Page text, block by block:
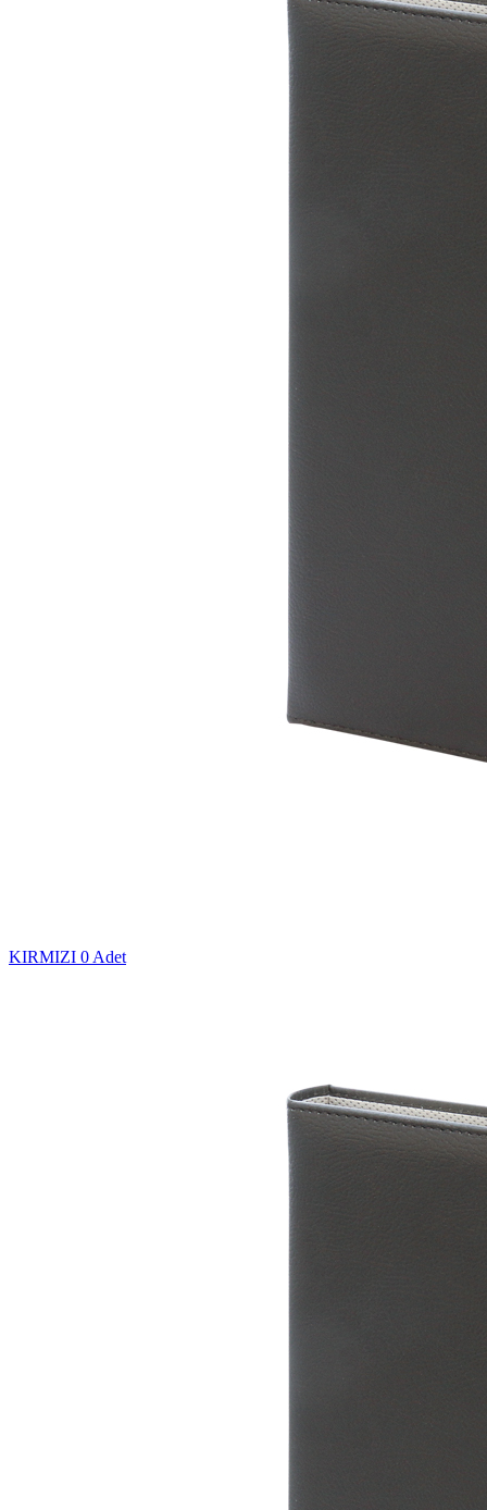
KIRMIZI 0 Adet